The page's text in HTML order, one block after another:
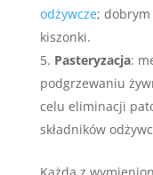
odżywcze; dobrym
kiszonki.
Pasteryzacja:
podgrzewaniu
celu eliminacji
składników